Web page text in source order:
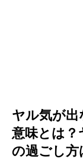
ヤル気が
意味とは？
の過ごし方